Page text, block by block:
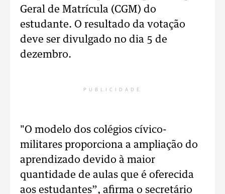
Geral de Matrícula (CGM) do
estudante. O resultado da votação
deve ser divulgado no dia 5 de
dezembro.
PUBLICIDADE
"O modelo dos colégios cívico-
militares proporciona a ampliação do
aprendizado devido à maior
quantidade de aulas que é oferecida
aos estudantes”, afirma o secretário